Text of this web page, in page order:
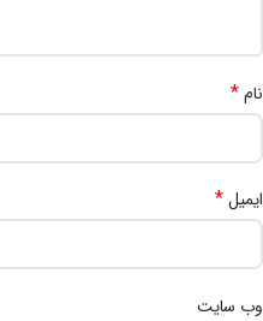
نام*
ایمیل*
وب‌ سایت